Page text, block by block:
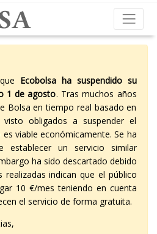
Ecobolsa ha suspendido su
1 de agosto. Tras muchos años
Bolsa en tiempo real basado en
obligados a suspender el
viable económicamente. Se ha
establecer un servicio similar
ha sido descartado debido
realizadas indican que el público
10 €/mes teniendo en cuenta
el servicio de forma gratuita.